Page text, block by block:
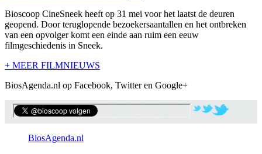
Bioscoop CineSneek heeft op 31 mei voor het laatst de deuren
geopend. Door teruglopende bezoekersaantallen en het ontbreken
van een opvolger komt een einde aan ruim een eeuw
filmgeschiedenis in Sneek.
+ MEER FILMNIEUWS
BiosAgenda.nl op Facebook, Twitter en Google+
BiosAgenda.nl